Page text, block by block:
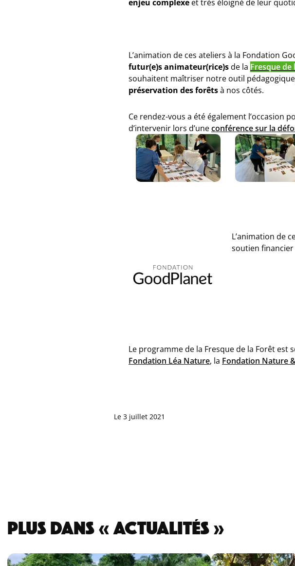
enjeu complexe et très éloigné de leur
L’animation de ces ateliers à la Fondation
futur(e)s animateur(rice)sde la Fresque de
souhaitent maîtriser notre outil
préservation des forêtsà nos côtés.
Ce rendez-vous a été également l’occasion
d’intervenir lors d’uneconférence sur la
L’animation de
soutien financier
Le programme de la Fresque de la Forêt est
Fondation Léa Nature, la Fondation Nature
Le 3 juillet 2021
PLUS DANS « ACTUALITÉS »